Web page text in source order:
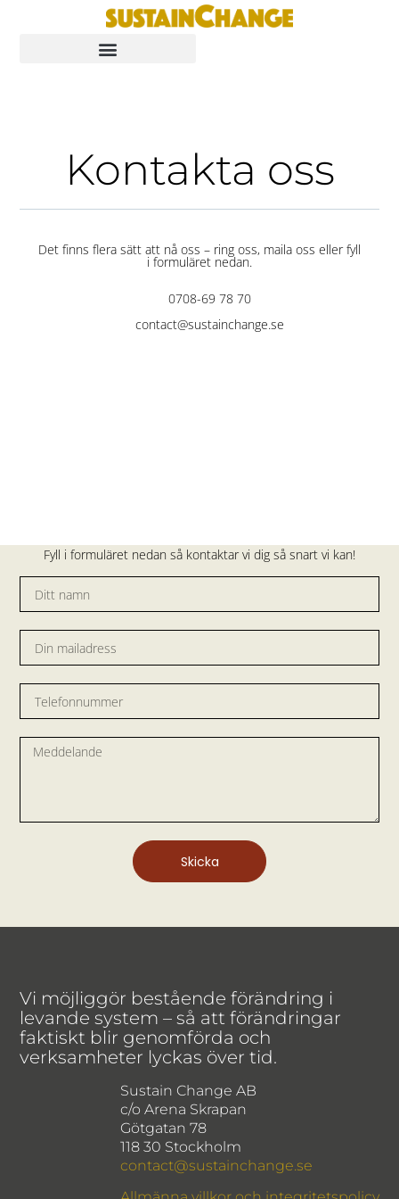
Kontakta oss
0708-69 78 70
contact@sustainchange.se
Det finns flera sätt att nå oss – ring oss, maila oss eller fyll
i formuläret nedan.
Fyll i formuläret nedan så kontaktar vi dig så snart vi kan!
Skicka
Vi möjliggör bestående förändring i
levande system – så att förändringar
faktiskt blir genomförda och
verksamheter lyckas över tid.
Sustain Change AB
c/o Arena Skrapan
Götgatan 78
118 30 Stockholm
contact@sustainchange.se